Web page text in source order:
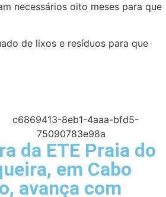
necessários oito meses para que
de lixos e resíduos para que
da ETE Praia do
em Cabo
avança com